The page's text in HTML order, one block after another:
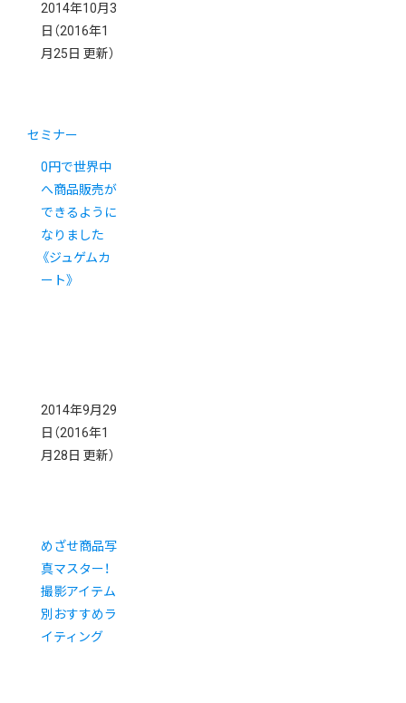
2014年10月3
日 （2016年1
月25日 更新）
セミナー
0円で世界中
へ商品販売が
できるように
なりました
《ジュゲムカ
ート》
2014年9月29
日 （2016年1
月28日 更新）
めざせ商品写
真マスター！
撮影アイテム
別おすすめラ
イティング